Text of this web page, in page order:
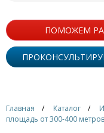
ПОМОЖЕМ
Главная Каталог
площадь от 300-400 метров